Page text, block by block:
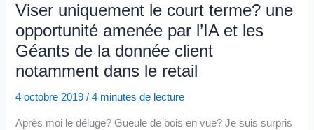
Viser uniquement le court terme? une
opportunité amenée par l’IA et les
Géants de la donnée client
notamment dans le retail
4 octobre 2019/4 minutes de lecture
Après moi le déluge? Gueule de bois en vue? Je suis surpris